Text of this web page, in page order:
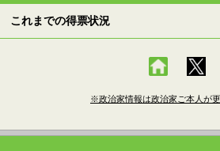
これまでの得票状況
※政治家情報は政治家ご本人が